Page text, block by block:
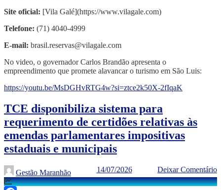
Site oficial: [Vila Galé](https://www.vilagale.com)
Telefone: (71) 4040-4999
E-mail: brasil.reservas@vilagale.com
No video, o governador Carlos Brandão apresenta o
empreendimento que promete alavancar o turismo em São Luis:
https://youtu.be/MsDGHvRTG4w?si=ztce2k50X-2fIqaK
TCE disponibiliza sistema para
requerimento de certidões relativas às
emendas parlamentares impositivas
estaduais e municipais
Gestão Maranhão 14/07/2026 Deixar Comentário